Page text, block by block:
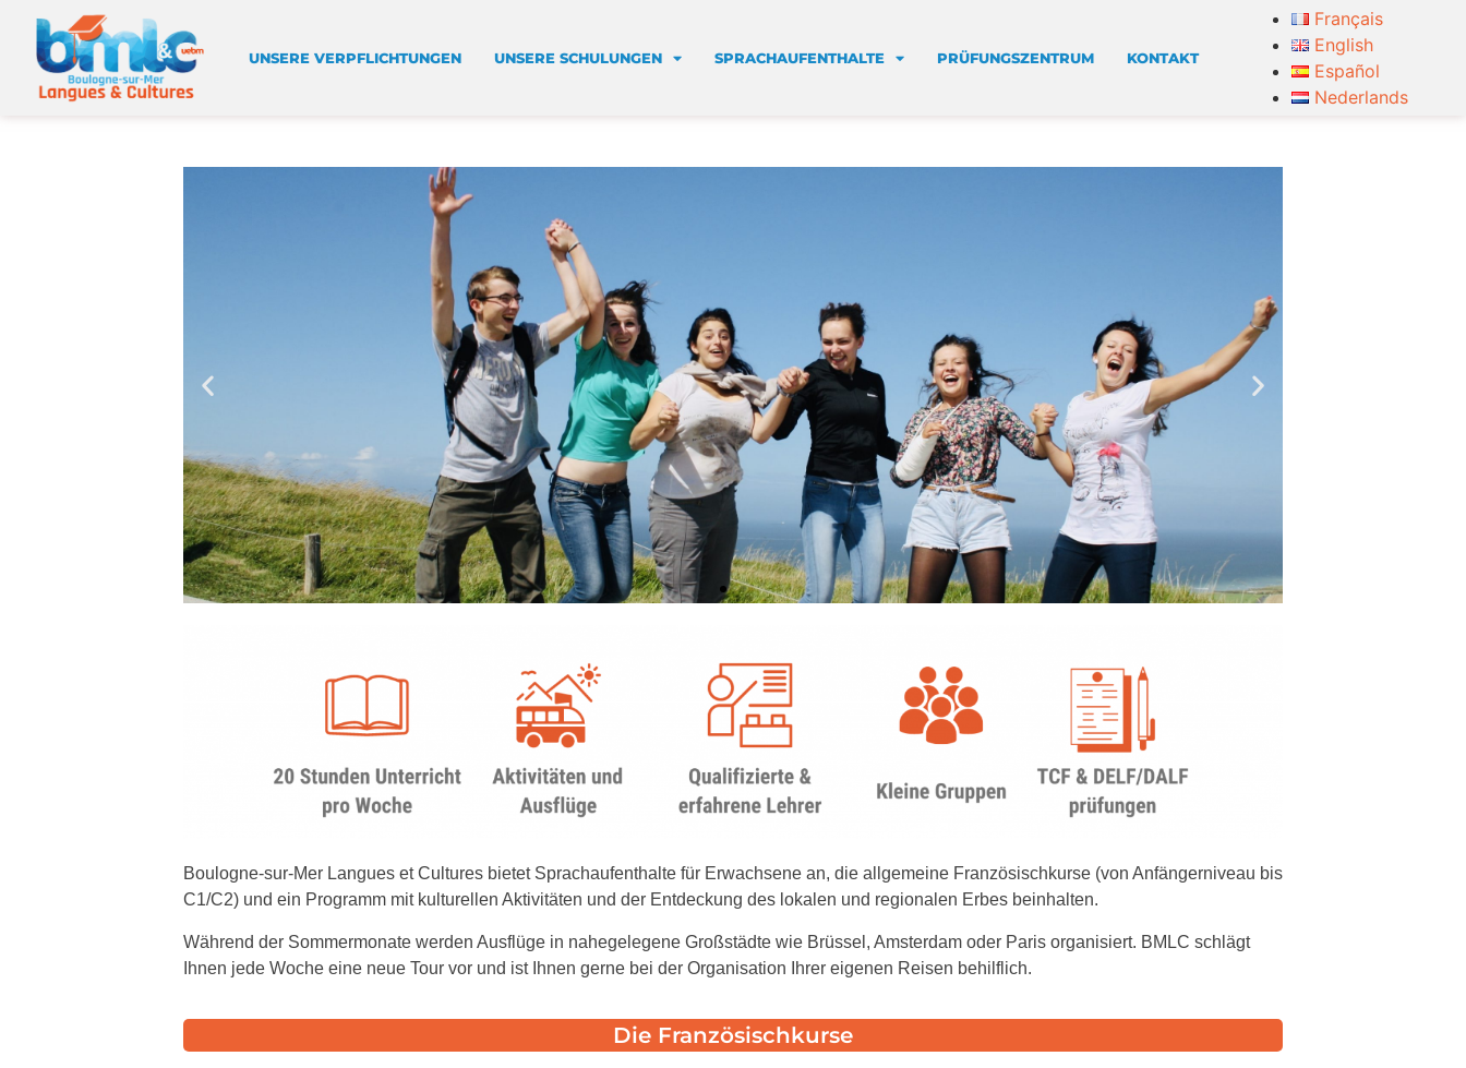
UNSERE VERPFLICHTUNGEN UNSERE SCHULUNGEN SPRACHAUFENTHALTE PRÜFUNGSZENTRUM KONTAKT
Français
English
Español
Nederlands
Boulogne-sur-Mer Langues et Cultures bietet Sprachaufenthalte für Erwachsene an, die allgemeine Französischkurse (von Anfängerniveau bis
C1/C2) und ein Programm mit kulturellen Aktivitäten und der Entdeckung des lokalen und regionalen Erbes beinhalten.
Während der Sommermonate werden Ausflüge in nahegelegene Großstädte wie Brüssel, Amsterdam oder Paris organisiert. BMLC schlägt
Ihnen jede Woche eine neue Tour vor und ist Ihnen gerne bei der Organisation Ihrer eigenen Reisen behilflich.
Die Französischkurse